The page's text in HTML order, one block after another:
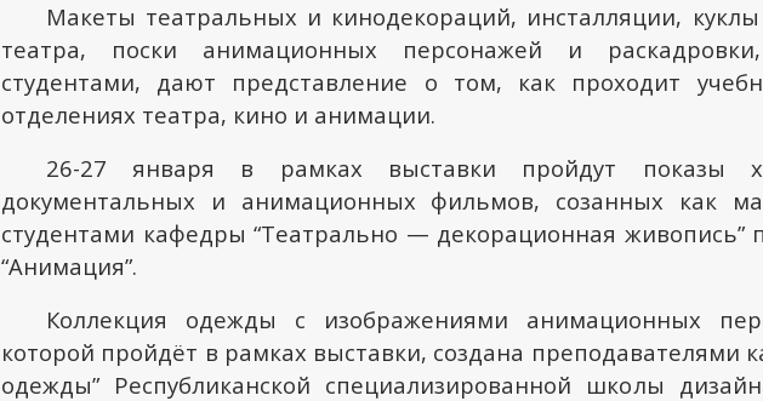
Макеты театральных и кинодекораций, инсталляции, куклы
театра, поски анимационных персонажей и
студентами, дают представление о том, как проходит
отделениях театра, кино и анимации.
26-27 января в рамках выставки пройдут показы
документальных и анимационных фильмов, созанных как
студентами кафедры “Театрально — декорационная живопись”
“Анимация”.
Коллекция одежды с изображениями анимационных
которой пройдёт в рамках выставки, создана преподавателями
одежды” Республиканской специализированной школы